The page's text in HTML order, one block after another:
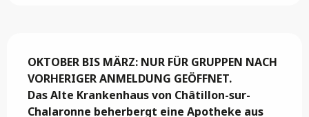
OKTOBER BIS MÄRZ: NUR FÜR GRUPPEN NACH
VORHERIGER ANMELDUNG GEÖFFNET.
Das Alte Krankenhaus von Châtillon-sur-
Chalaronne beherbergt eine Apotheke aus